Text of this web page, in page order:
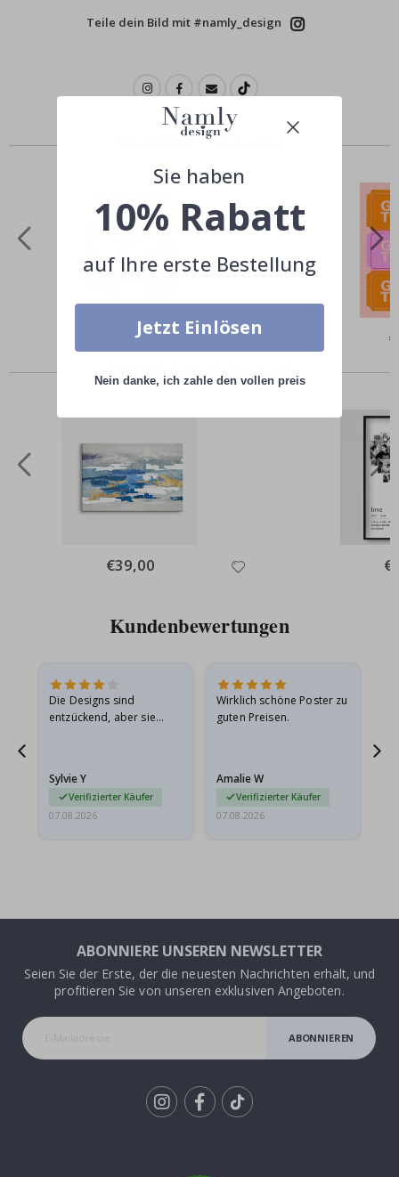
Teile dein Bild mit #namly_design
Ähnliche Produkte
Special
€9,00
Andere kauften auch
Special
Price
€39,00
Kundenbewertungen
Die Designs sind
entzückend, aber sie
sie…
Sylvie Y
Verifizierter Käufer
07.08.2026
Wirklich schöne Poster zu
guten Preisen.
Amalie W
Verifizierter Käufer
07.08.2026
ABONNIERE UNSEREN NEWSLETTER
Seien Sie der Erste, der die neuesten Nachrichten erhält, und
profitieren Sie von unseren exklusiven Angeboten.
ABONNIEREN
Sie haben
10% Rabatt
auf Ihre erste Bestellung
Jetzt Einlösen
Nein danke, ich zahle den vollen preis